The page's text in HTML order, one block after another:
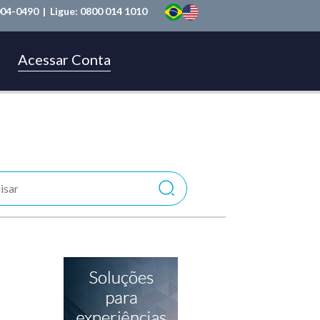
0490 | Ligue: 0800 014 1010
Acessar Conta